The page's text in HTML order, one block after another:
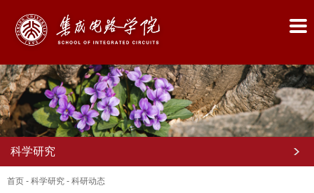
科学研究
首页 - 科学研究 - 科研动态